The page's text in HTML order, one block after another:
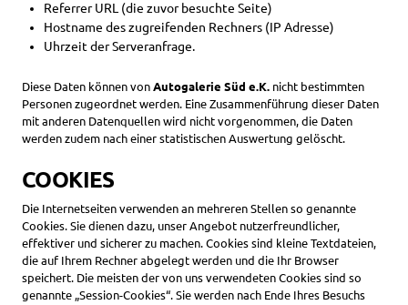
Referrer URL (die zuvor besuchte Seite)
Hostname des zugreifenden Rechners (IP Adresse)
Uhrzeit der Serveranfrage.
Diese Daten können von Autogalerie Süd e.K. nicht bestimmten
Personen zugeordnet werden. Eine Zusammenführung dieser Daten
mit anderen Datenquellen wird nicht vorgenommen, die Daten
werden zudem nach einer statistischen Auswertung gelöscht.
COOKIES
Die Internetseiten verwenden an mehreren Stellen so genannte
Cookies. Sie dienen dazu, unser Angebot nutzerfreundlicher,
effektiver und sicherer zu machen. Cookies sind kleine Textdateien,
die auf Ihrem Rechner abgelegt werden und die Ihr Browser
speichert. Die meisten der von uns verwendeten Cookies sind so
genannte „Session-Cookies“. Sie werden nach Ende Ihres Besuchs